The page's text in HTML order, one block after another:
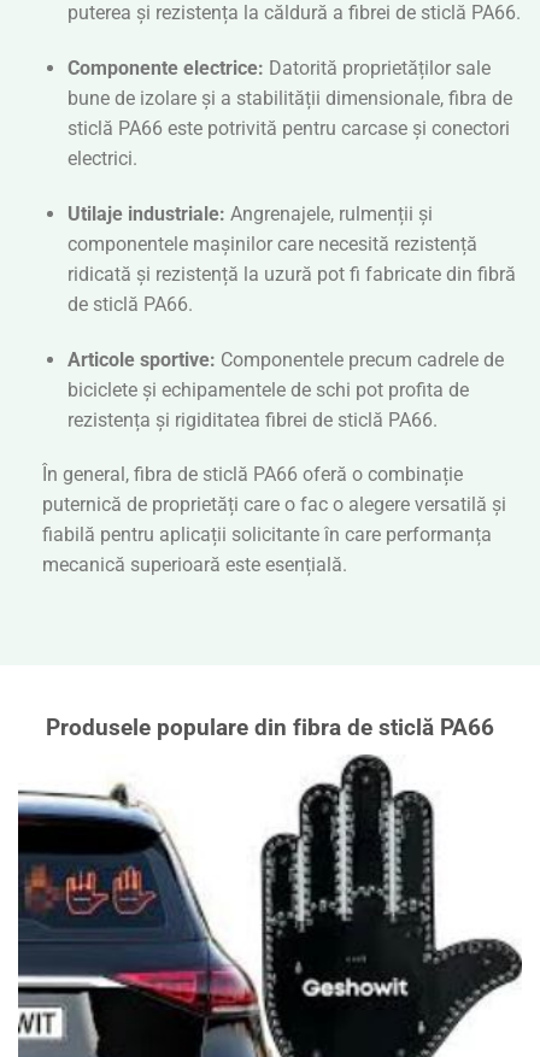
puterea și rezistența la căldură a fibrei de sticlă PA66.
Componente electrice: Datorită proprietăților sale
bune de izolare și a stabilității dimensionale, fibra de
sticlă PA66 este potrivită pentru carcase și conectori
electrici.
Utilaje industriale: Angrenajele, rulmenții și
componentele mașinilor care necesită rezistență
ridicată și rezistență la uzură pot fi fabricate din fibră
de sticlă PA66.
Articole sportive: Componentele precum cadrele de
biciclete și echipamentele de schi pot profita de
rezistența și rigiditatea fibrei de sticlă PA66.
În general, fibra de sticlă PA66 oferă o combinație
puternică de proprietăți care o fac o alegere versatilă și
fiabilă pentru aplicații solicitante în care performanța
mecanică superioară este esențială.
Produsele populare din fibra de sticlă PA66